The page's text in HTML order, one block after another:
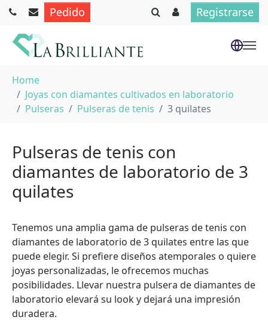
Pedido Registrarse
Home
Joyas con diamantes cultivados en laboratorio
Pulseras
Pulseras de tenis 3 quilates
Pulseras de tenis con
diamantes de laboratorio de 3
quilates
Tenemos una amplia gama de pulseras de tenis con
diamantes de laboratorio de 3 quilates entre las que
puede elegir. Si prefiere diseños atemporales o quiere
joyas personalizadas, le ofrecemos muchas
posibilidades. Llevar nuestra pulsera de diamantes de
laboratorio elevará su look y dejará una impresión
duradera.